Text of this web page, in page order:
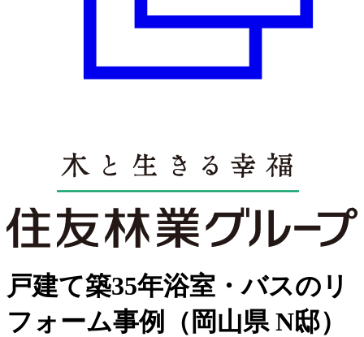
戸建て築35年浴室・バスのリ
フォーム事例（岡山県 N邸）